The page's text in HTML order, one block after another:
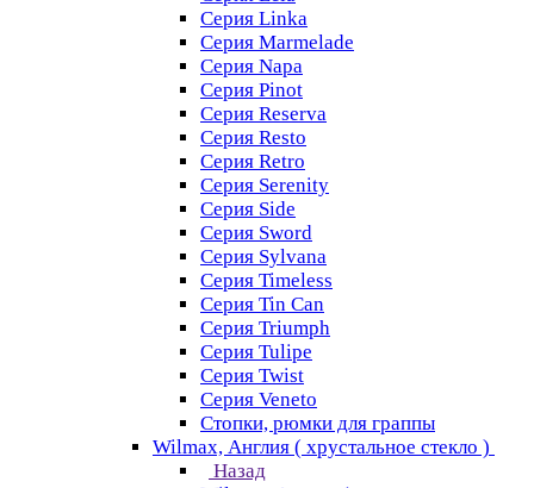
Серия Linka
Серия Marmelade
Серия Napa
Серия Pinot
Серия Reserva
Серия Resto
Серия Retro
Серия Serenity
Серия Side
Серия Sword
Серия Sуlvana
Серия Timeless
Серия Tin Can
Серия Triumph
Серия Tulipe
Серия Twist
Серия Veneto
Стопки, рюмки для граппы
Wilmax, Англия ( хрустальное стекло )
Назад